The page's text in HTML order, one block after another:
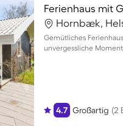
Ferienhaus mit
Hornbæk,
Gemütliches
unvergessliche
4.7 Großartig (2